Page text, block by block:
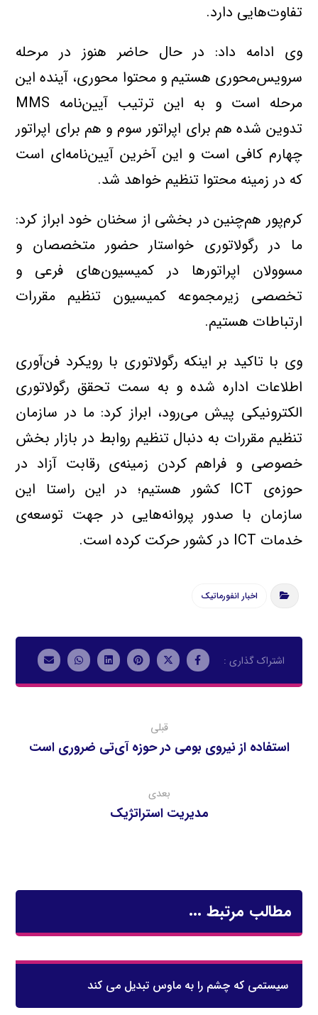
تفاوت‌هايي دارد.
وي ادامه داد: در حال حاضر هنوز در مرحله
سرويس‌محوري هستيم و محتوا محوري، آينده اين
مرحله است و به اين ترتيب آيين‌نامه MMS
تدوين شده هم براي اپراتور سوم و هم براي اپراتور
چهارم كافي است و اين آخرين آيين‌نامه‌اي است
كه در زمينه محتوا تنظيم خواهد شد.
كرم‌پور هم‌چنين در بخشي از سخنان خود ابراز كرد:
ما در رگولاتوري خواستار حضور متخصصان و
مسوولان اپراتورها در كميسيون‌هاي فرعي و
تخصصي زيرمجموعه كميسيون تنظيم مقررات
ارتباطات هستيم.
وي با تاكيد بر اينكه رگولاتوري با رويكرد فن‌آوري
اطلاعات اداره شده و به سمت تحقق رگولاتوري
الكترونيكي پيش مي‌رود، ابراز كرد: ما در سازمان
تنظيم مقررات به دنبال تنظيم روابط در بازار بخش
خصوصي و فراهم كردن زمينه‌ي رقابت آزاد در
حوزه‌ي ICT كشور هستيم؛ در اين راستا اين
سازمان با صدور پروانه‌هايي در جهت توسعه‌ي
خدمات ICT در كشور حركت كرده است.
اخبار انفورماتیک
قبلی
استفاده از نيروي بومي در حوزه آي‌تي ضروری است
بعدی
مدیریت استراتژیک
مطالب مرتبط ...
سیستمی که چشم را به ماوس تبدیل می کند